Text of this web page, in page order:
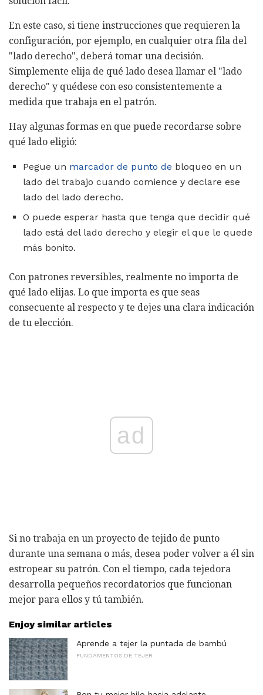
En este caso, si tiene instrucciones que requieren la
configuración, por ejemplo, en cualquier otra fila del
"lado derecho", deberá tomar una decisión.
Simplemente elija de qué lado desea llamar el "lado
derecho" y quédese con eso consistentemente a
medida que trabaja en el patrón.
Hay algunas formas en que puede recordarse sobre
qué lado eligió:
Pegue un marcador de punto de bloqueo en un
lado del trabajo cuando comience y declare ese
lado del lado derecho.
O puede esperar hasta que tenga que decidir qué
lado está del lado derecho y elegir el que le quede
más bonito.
Con patrones reversibles, realmente no importa de
qué lado elijas. Lo que importa es que seas
consecuente al respecto y te dejes una clara indicación
de tu elección.
ad
Si no trabaja en un proyecto de tejido de punto
durante una semana o más, desea poder volver a él sin
estropear su patrón. Con el tiempo, cada tejedora
desarrolla pequeños recordatorios que funcionan
mejor para ellos y tú también.
Enjoy similar articles
Aprende a tejer la puntada de bambú
FUNDAMENTOS DE TEJER